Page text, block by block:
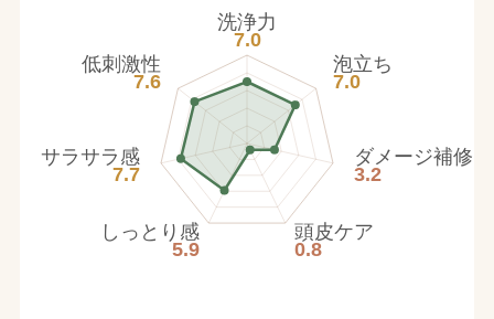
洗浄力
7.0
泡立ち
7.0
ダメージ補修
3.2
頭皮ケア
0.8
しっとり感
5.9
サラサラ感
7.7
低刺激性
7.6